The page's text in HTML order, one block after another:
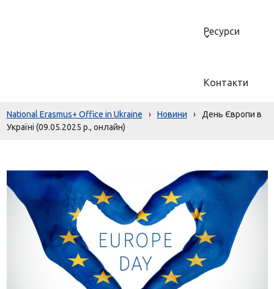
Ресурси
Контакти
National Erasmus+ Office in Ukraine › Новини ›
День Європи в
Україні (09.05.2025 р., онлайн)